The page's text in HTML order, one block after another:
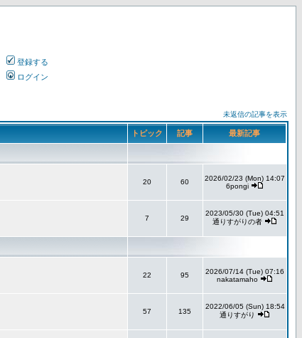
登録する
ログイン
未返信の記事を表示
トピック 記事 最新記事
20 60
2026/02/23 (Mon) 14:07
6pongi
7 29
2023/05/30 (Tue) 04:51
通りすがりの者
22 95
2026/07/14 (Tue) 07:16
nakatamaho
57 135
2022/06/05 (Sun) 18:54
通りすがり